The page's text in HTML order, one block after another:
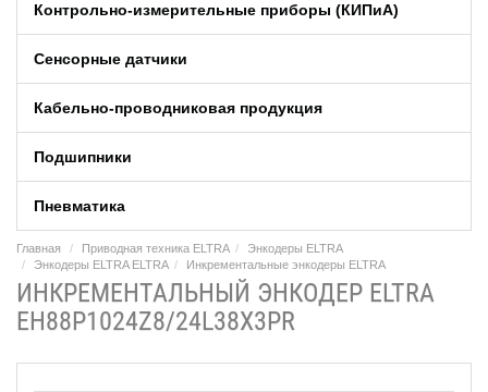
Контрольно-измерительные приборы (КИПиA)
Сенсорные датчики
Кабельно-проводниковая продукция
Подшипники
Пневматика
Главная Приводная техника ELTRA
Энкодеры ELTRA
Энкодеры ELTRA ELTRA
Инкрементальные энкодеры ELTRA
ИНКРЕМЕНТАЛЬНЫЙ ЭНКОДЕР ELTRA
EH88P1024Z8/24L38X3PR